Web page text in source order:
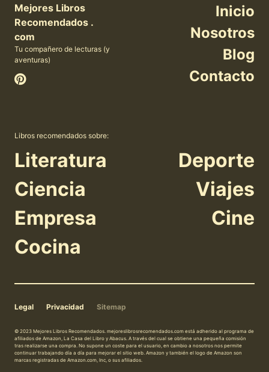
Mejores Libros
Recomendados .
com
Tu compañero de lecturas (y
aventuras)
Inicio
Nosotros
Blog
Contacto
Libros recomendados sobre:
Literatura
Ciencia
Empresa
Cocina
Deporte
Viajes
Cine
Legal Privacidad Sitemap
© 2023 Mejores Libros Recomendados. mejoreslibrosrecomendados.com está adherido al programa de
afiliados de Amazon, La Casa del Libro y Abacus. A través del cual se obtiene una pequeña comisión
tras realizarse una compra. No supone un coste para el usuario, en cambio a nosotros nos permite
continuar trabajando día a día para mejorar el sitio web. Amazon y también el logo de Amazon son
marcas registradas de Amazon.com, Inc, o sus afiliados.